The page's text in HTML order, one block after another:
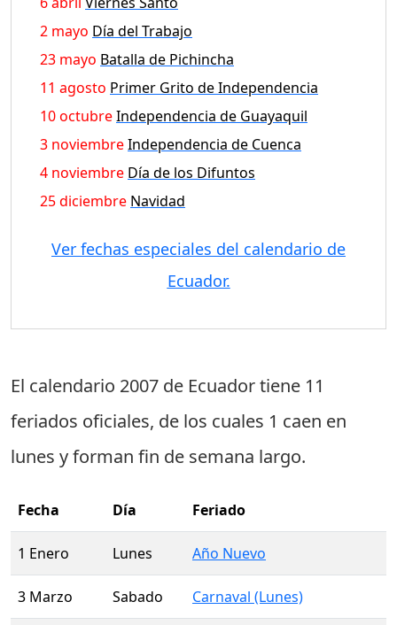
2 mayo Día del Trabajo
23 mayo Batalla de Pichincha
11 agosto Primer Grito de Independencia
10 octubreIndependencia de Guayaquil
3 noviembreIndependencia de Cuenca
4 noviembre Día de los Difuntos
25 diciembre Navidad
Ver fechas especiales del calendario de
Ecuador.
El calendario 2007 de Ecuador tiene 11
feriados oficiales, de los cuales 1 caen en
lunes y forman fin de semana largo.
Fecha Día Feriado
1 Enero Lunes Año Nuevo
3 Marzo Sabado Carnaval (Lunes)